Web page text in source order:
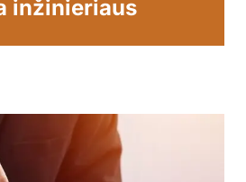
inžinieriaus